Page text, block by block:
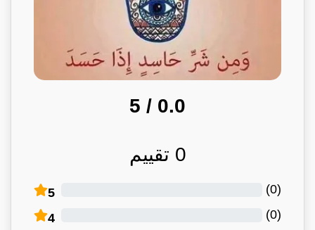
0.0
/ 5
0 تقييم
5 (
0
)
4 (
0
)